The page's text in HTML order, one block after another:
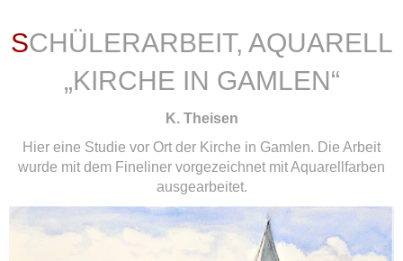
SCHÜLERARBEIT, AQUARELL
„KIRCHE IN GAMLEN“
K. Theisen
Hier eine Studie vor Ort der Kirche in Gamlen. Die Arbeit
wurde mit dem Fineliner vorgezeichnet mit Aquarellfarben
ausgearbeitet.